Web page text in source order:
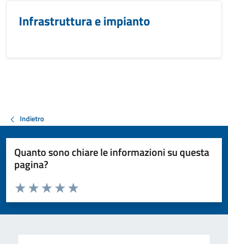
Infrastruttura e impianto
Indietro
Quanto sono chiare le informazioni su questa
pagina?
Valuta da 1 a 5 stelle la pagina
Valuta 5 stelle su 5
Valuta 4 stelle su 5
Valuta 3 stelle su 5
Valuta 2 stelle su 5
Valuta 1 stelle su 5